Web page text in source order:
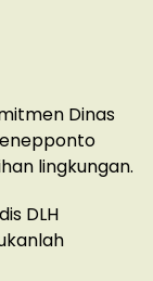
Dinas
lingkungan.
DLH